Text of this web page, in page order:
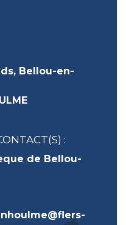
Bellou-en-
:
de Bellou-